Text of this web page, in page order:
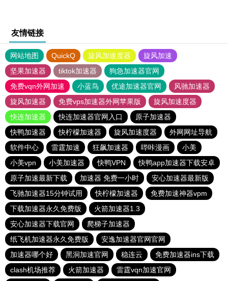
友情链接
网站地图 QuickQ 旋风加速度器
旋风加速
坚果加速器
tiktok加速器
狗急加速器官网
免费vqn外网加速
小蓝鸟 优途加速器官网
风驰加速器
旋风加速器
免费vps加速器外网苹果版
旋风加速度器
快连加速器
快连加速器官网入口
原子加速器
快鸭加速器
快柠檬加速器 旋风加速度器
外网网址导航
软件中心
雷霆加速 狂飙加速器 哔咔漫画
小美
小美vpn
小美加速器 快鸭VPN
快鸭app加速器下载安卓
原子加速最新下载
加速器 免费一小时
安心加速器最新版
飞驰加速器15分钟试用
快柠檬加速器
免费加速神器vpm
下载加速器永久免费版
火箭加速器1.3
安心加速器下载官网
爬梯子加速器
纸飞机加速器永久免费版
安逸加速器官网官网
加速器哪个好
黑洞加速官网 稳连云
免费加速器ins下载
clash机场推荐
火箭加速器 雷霆vqn加速官网